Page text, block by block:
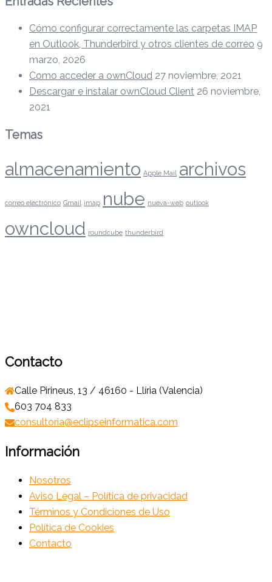
Cómo configurar correctamente las carpetas IMAP
en Outlook, Thunderbird y otros clientes de correo 9
marzo, 2026
Como acceder a ownCloud 27 noviembre, 2021
Descargar e instalar ownCloud Client 26 noviembre,
2021
Temas
almacenamiento Apple Mail archivos
correo electrónico Gmail imap nube nueva-web outlook
owncloud roundcube thunderbird
Contacto
Calle Pirineus, 13 / 46160 - Llíria (Valencia)
603 704 833
consultoria@eclipseinformatica.com
Información
Nosotros
Aviso Legal – Política de privacidad
Términos y Condiciones de Uso
Política de Cookies
Contacto